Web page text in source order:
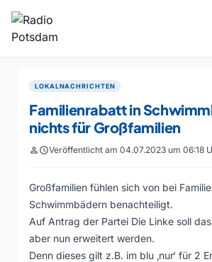
LOKALNACHRICHTEN
Familienrabatt in
nichts für Großfamilien
personscheduleVeröffentlicht am 04.07.2023 um 06:18
Großfamilien fühlen sich von bei
Schwimmbädern benachteiligt.
Auf Antrag der Partei Die Linke soll
aber nun erweitert werden.
Denn dieses gilt z.B. im blu ‚nur‘ für 2